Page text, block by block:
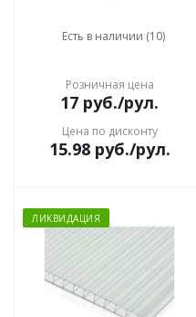
Есть в наличии (10)
Розничная цена
17 руб./рул.
Цена по дисконту
15.98руб./рул.
ЛИКВИДАЦИЯ